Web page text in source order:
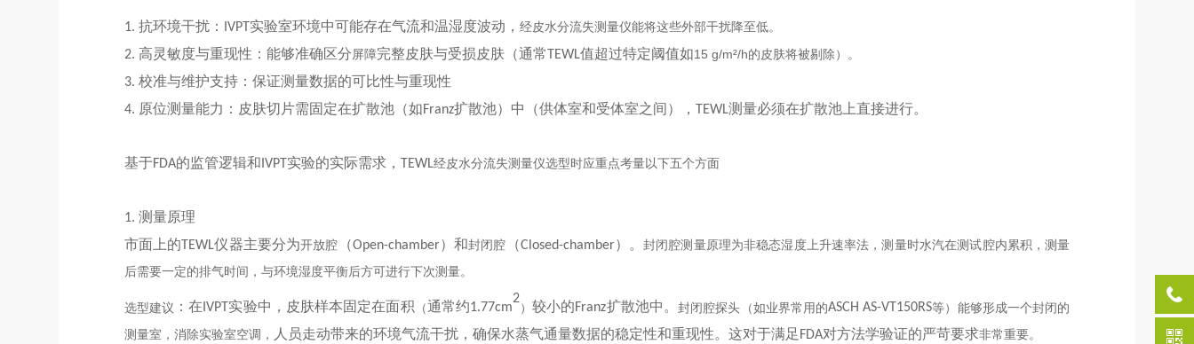
1. 抗环境干扰： IVPT实验室环境中可能存在气流和温湿度波动， 经皮水分流失测量仪能将这些外部干扰降至低。
2. 高灵敏度与重现性：能够准确区分 屏障完整皮肤与受损皮肤（通常TEWL值超过特定阈值如15 g/m²/h的皮肤将被剔除）。
3. 校准与维护支持：保证测量数据的可比性与重现性
4. 原位测量能力：皮肤切片需固定在扩散池（如Franz扩散池）中（供体室和受体室之间）， TEWL测量必须在扩散池上直接进行。
基于FDA的监管逻辑和 IVPT实验的实际需求， TEWL经皮水分流失测量仪选型时应重点考量以下五个方面
1. 测量原理
市面上的TEWL仪器主要分为开放腔 （Open-chamber）和封闭腔 （Closed-chamber）。封闭腔测量原理为非稳态湿度上升速率法，测量时水汽在测试腔内累积，测量
后需要一定的排气时间，与环境湿度平衡后方可进行下次测量。
选型建议 ：在 IVPT 实验中，皮肤样本固定在面积 （通常约1.77cm
2
）较小的Franz扩散池中。封闭腔探头（如业界常用的ASCH AS-VT150RS等）能够形成一个封闭的
测量室，消除实验室空调 ， 人员走动带来的环境气流干扰，确保水蒸气通量数据的稳定性和重现性。这对于满足 FDA对方法学验证的严苛要求非常重要。